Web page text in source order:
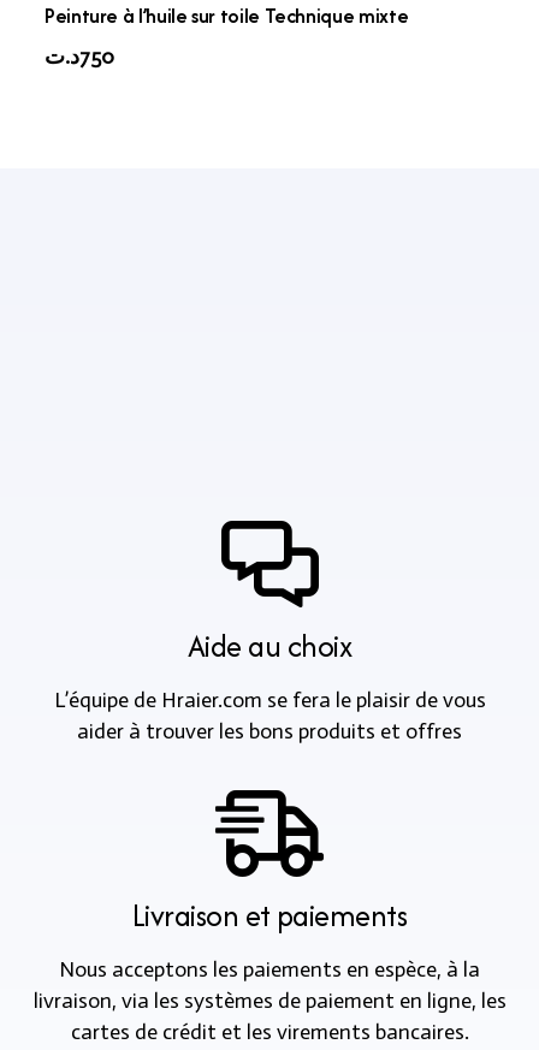
Peinture à l’huile sur toile Technique mixte
750د.ت
Aide au choix
L’équipe de Hraier.com se fera le plaisir de vous
aider à trouver les bons produits et offres
Livraison et paiements
Nous acceptons les paiements en espèce, à la
livraison, via les systèmes de paiement en ligne, les
cartes de crédit et les virements bancaires.